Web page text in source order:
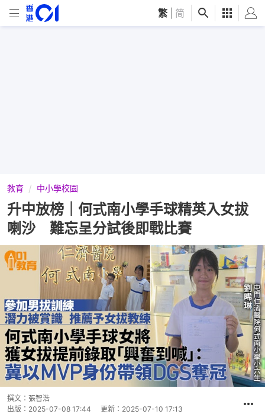
繁 简
教育 中小學校園
升中放榜｜何式南小學手球精英入女拔
喇沙 難忘呈分試後即戰比賽
撰文： 張智浩
出版： 2025-07-08 17:44 更新： 2025-07-10 17:13